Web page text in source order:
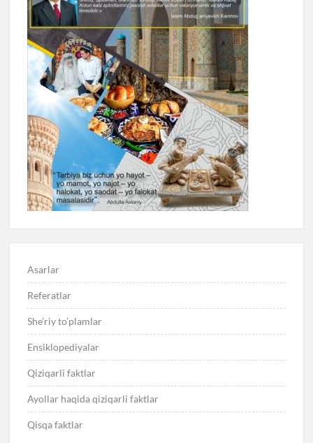
Asarlar
Referatlar
She’riy to’plamlar
Ensiklopediyalar
Qiziqarli faktlar
Ayollar haqida qiziqarli faktlar
Qisqa faktlar